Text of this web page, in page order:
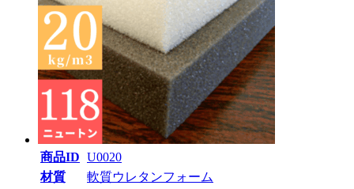
商品ID U0020
材質
軟質ウレタンフォーム